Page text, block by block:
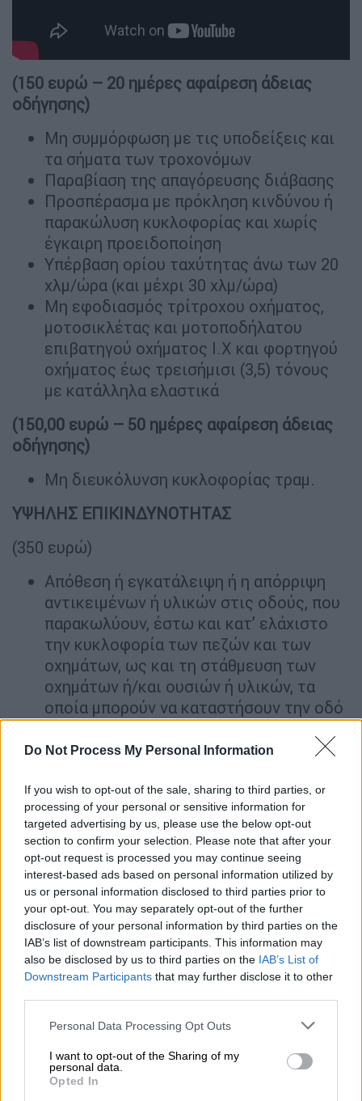
Do Not Process My Personal Information
If you wish to opt-out of the sale, sharing to third parties, or
processing of your personal or sensitive information for
targeted advertising by us, please use the below opt-out
section to confirm your selection. Please note that after your
opt-out request is processed you may continue seeing
interest-based ads based on personal information utilized by
us or personal information disclosed to third parties prior to
your opt-out. You may separately opt-out of the further
disclosure of your personal information by third parties on the
IAB’s list of downstream participants. This information may
also be disclosed by us to third parties on the IAB’s List of
Downstream Participants that may further disclose it to other
Please note that this website/app uses one or more Google
not limited to your visit or usage behaviour. You may click to
grant or deny consent to Google and its third-party tags to
use your data for below specified purposes in below Google
Personal Data Processing Opt Outs
I want to opt-out of the Sharing of my
personal data.
Opted In
(150 ευρώ – 20 ημέρες αφαίρεση άδειας
οδήγησης)
Μη συμμόρφωση με τις υποδείξεις και
τα σήματα των τροχονόμων
Παραβίαση της απαγόρευσης διάβασης
Προσπέρασμα με πρόκληση κινδύνου ή
παρακώλυση κυκλοφορίας και χωρίς
έγκαιρη προειδοποίηση
Υπέρβαση ορίου ταχύτητας άνω των 20
χλμ/ώρα (και μέχρι 30 χλμ/ώρα)
Μη εφοδιασμός τρίτροχου οχήματος,
μοτοσικλέτας και μοτοποδήλατου
επιβατηγού οχήματος Ι.Χ και φορτηγού
οχήματος έως τρεισήμισι (3,5) τόνους
με κατάλληλα ελαστικά
(150,00 ευρώ – 50 ημέρες αφαίρεση άδειας
οδήγησης)
Μη διευκόλυνση κυκλοφορίας τραμ.
ΥΨΗΛΗΣ ΕΠΙΚΙΝΔΥΝΟΤΗΤΑΣ
(350 ευρώ)
Απόθεση ή εγκατάλειψη ή η απόρριψη
αντικειμένων ή υλικών στις οδούς, που
παρακωλύουν, έστω και κατ’ ελάχιστο
την κυκλοφορία των πεζών και των
οχημάτων, ως και τη στάθμευση των
οχημάτων ή/και ουσιών ή υλικών, τα
οποία μπορούν να καταστήσουν την οδό
κ.λπ.).
στην οδό (οδοστρώματα, ερείσματα,
πεζοδρόμια, πεζόδρομους, τάφρους
κ.λπ.)
Προσωρινή ή διαρκής κατάληψη
τμήματος του oδoστρώματoς με
εγκαταστάσεις ή εμπόδια, ιδιαίτερα αν
με αυτά παρεμποδίζεται η κυκλοφορία, η
επιτρεπόμενη στάση ή στάθμευση
οχημάτων ή περιορίζεται η ορατότητα
αυτών πoυ χρησιμοποιούν τις οδούς
Οδήγηση με Πιστοποιητικό
Επαγγελματικής Ικανότητας (Π.Ε.Ι.) που
(350 ευρώ – 30 ημέρες αφαίρεση άδειας